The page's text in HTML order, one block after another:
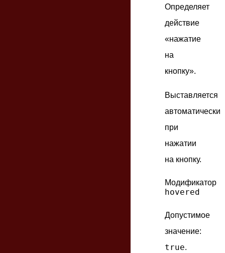
Определяет
действие
«нажатие
на
кнопку».
Выставляется
автоматически
при
нажатии
на кнопку.
Модификатор
hovered
Допустимое
значение:
true.